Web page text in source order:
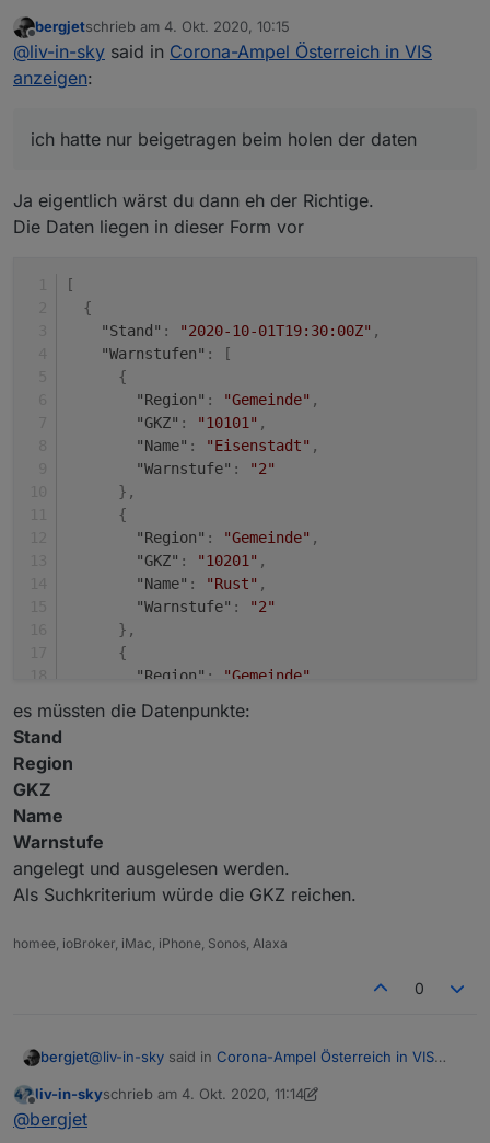
ich hoffe es meldet sich jmd anders - ich habe das
script garnicht am laufen, weil die "deutschländer" es
garnicht richtig angeschaut
Offline
bergjetschrieb am 4. Okt. 2020, 10:15
zuletzt editiert von
@liv-in-sky said in Corona-Ampel Österreich in VIS
anzeigen:
ich hatte nur beigetragen beim holen der daten
Ja eigentlich wärst du dann eh der Richtige.
Die Daten liegen in dieser Form vor
[
{
"Stand" : "2020-10-01T19:30:00Z" ,
"Warnstufen" :
[
{
"Region" : "Gemeinde" ,
"GKZ" : "10101" ,
"Name" : "Eisenstadt" ,
"Warnstufe" :
"2"
} ,
{
"Region" : "Gemeinde" ,
"GKZ" : "10201" ,
"Name" : "Rust" ,
"Warnstufe" :
"2"
} ,
{
"Region" : "Gemeinde"
"Name": "Breitenbrunn am Neusiedler See"
"Name"
"Donnerskirchen"
"Warnstufe"
} ,
"Region" : "Gemeinde"
es müssten die Datenpunkte:
Stand
Region
GKZ
Name
Warnstufe
angelegt und ausgelesen werden.
Als Suchkriterium würde die GKZ reichen.
homee, ioBroker, iMac, iPhone, Sonos, Alaxa
0
bergjet@liv-in-sky said in Corona-Ampel Österreich in VIS
Offline
liv-in-skyschrieb am 4. Okt. 2020, 11:14
zuletzt editiert von liv-in-sky 10. Apr. 2020, 13:17
@bergjet